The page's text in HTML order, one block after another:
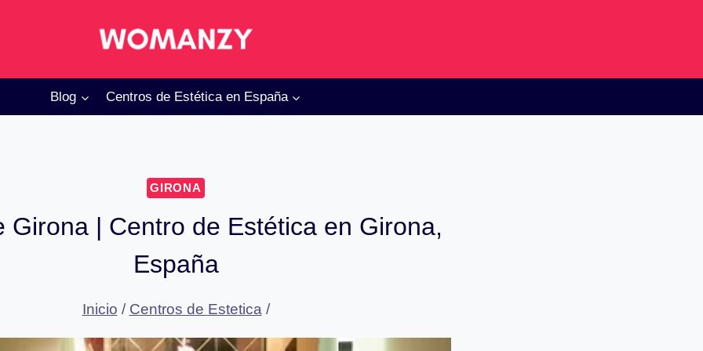
Blog Centros de Estética en España
GIRONA
Girona | Centro de Estética en Girona,
España
Inicio / Centros de Estetica /